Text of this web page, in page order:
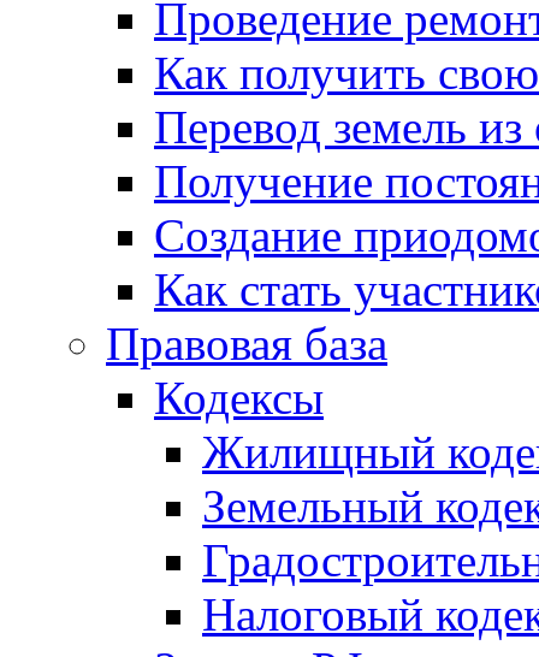
Проведение
Как получить
Перевод земель
Получение
Создание
Как стать
Правовая база
Кодексы
Жилищный
Земельный
Налоговый